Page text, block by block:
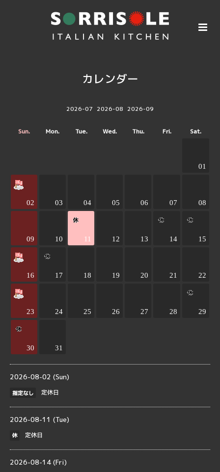
カレンダー
2026-07 2026-08 2026-09
Sun. Mon. Tue. Wed. Thu. Fri. Sat.
01
02 03 04 05 06 07 08
09 10 11 12 13 14 15
16 17 18 19 20 21 22
23 24 25 26 27 28 29
30 31
2026-08-02 (Sun)
指定なし 定休日
2026-08-11 (Tue)
休 定休日
2026-08-14 (Fri)